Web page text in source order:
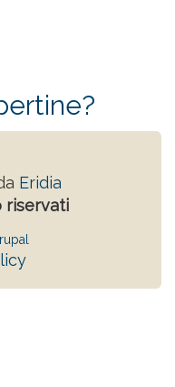
Eridia
riservati